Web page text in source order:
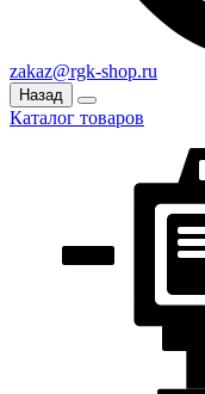
zakaz@rgk-shop.ru
Назад
Каталог товаров